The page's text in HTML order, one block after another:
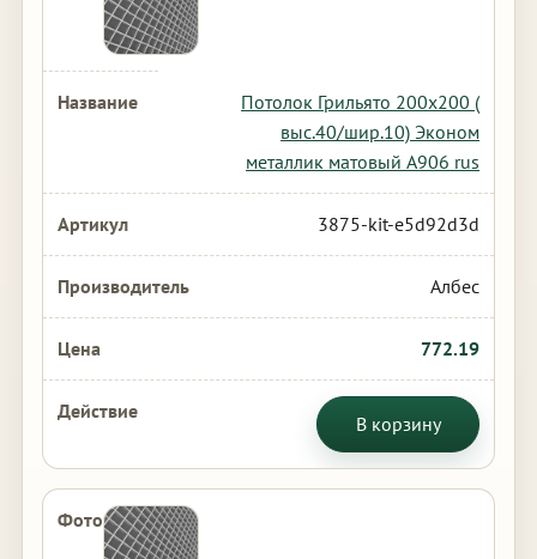
Потолок Грильято 200х200 (
выс.40/шир.10) Эконом
металлик матовый А906 rus
3875-kit-e5d92d3d
Албес
772.19
В корзину